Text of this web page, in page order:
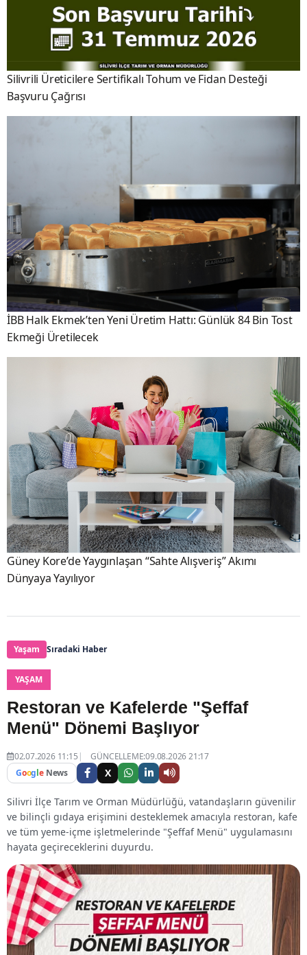
Silivrili Üreticilere Sertifikalı Tohum ve Fidan Desteği
Başvuru Çağrısı
İBB Halk Ekmek’ten Yeni Üretim Hattı: Günlük 84 Bin Tost
Ekmeği Üretilecek
Güney Kore’de Yaygınlaşan “Sahte Alışveriş” Akımı
Dünyaya Yayılıyor
Yaşam Sıradaki Haber
YAŞAM
Restoran ve Kafelerde "Şeffaf
Menü" Dönemi Başlıyor
02.07.2026 11:15
GÜNCELLEME:09.08.2026 21:17
Google News X
Silivri İlçe Tarım ve Orman Müdürlüğü, vatandaşların güvenilir
ve bilinçli gıdaya erişimini desteklemek amacıyla restoran, kafe
ve tüm yeme-içme işletmelerinde "Şeffaf Menü" uygulamasını
hayata geçireceklerini duyurdu.